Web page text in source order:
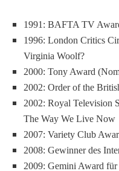
1991: BAFTA TV
1996: London Critics
Virginia Woolf?
2000: Tony Award
2002: Order of the
2002: Royal Television
The Way We Live Now
2007: Variety Club
2008: Gewinner des
2009: Gemini Award